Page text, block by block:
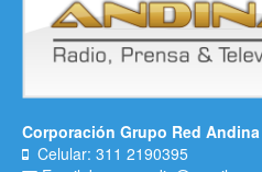
Corporación Grupo Red Andina
Celular: 311 2190395